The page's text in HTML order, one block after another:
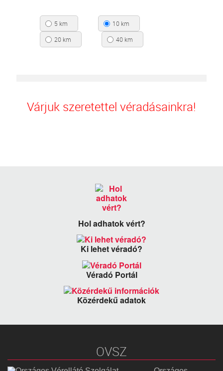
5 km
10 km
20 km
40 km
Várjuk szeretettel véradásainkra!
Hol adhatok vért?
Ki lehet véradó?
Véradó Portál
Közérdekű adatok
OVSZ